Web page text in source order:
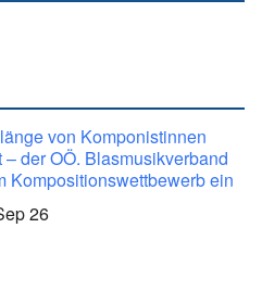
von Komponistinnen
– der OÖ. Blasmusikverband
Kompositionswettbewerb ein
26